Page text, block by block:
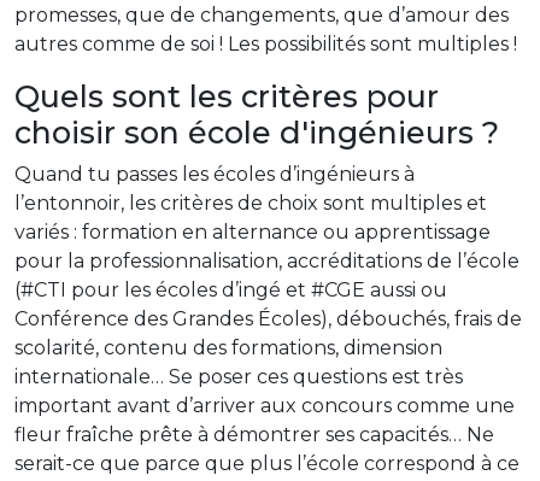
promesses, que de changements, que d’amour des
autres comme de soi ! Les possibilités sont multiples !
Quels sont les critères pour
choisir son école d'ingénieurs ?
Quand tu passes les écoles d’ingénieurs à
l’entonnoir, les critères de choix sont multiples et
variés : formation en alternance ou apprentissage
pour la professionnalisation, accréditations de l’école
(#CTI pour les écoles d’ingé et #CGE aussi ou
Conférence des Grandes Écoles), débouchés, frais de
scolarité, contenu des formations, dimension
internationale… Se poser ces questions est très
important avant d’arriver aux concours comme une
fleur fraîche prête à démontrer ses capacités… Ne
serait-ce que parce que plus l’école correspond à ce